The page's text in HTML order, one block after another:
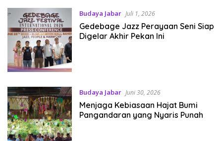
Budaya Jabar Juli 1, 2026
Gedebage Jazz Perayaan Seni Siap
Digelar Akhir Pekan Ini
Budaya Jabar Juni 30, 2026
Menjaga Kebiasaan Hajat Bumi
Pangandaran yang Nyaris Punah